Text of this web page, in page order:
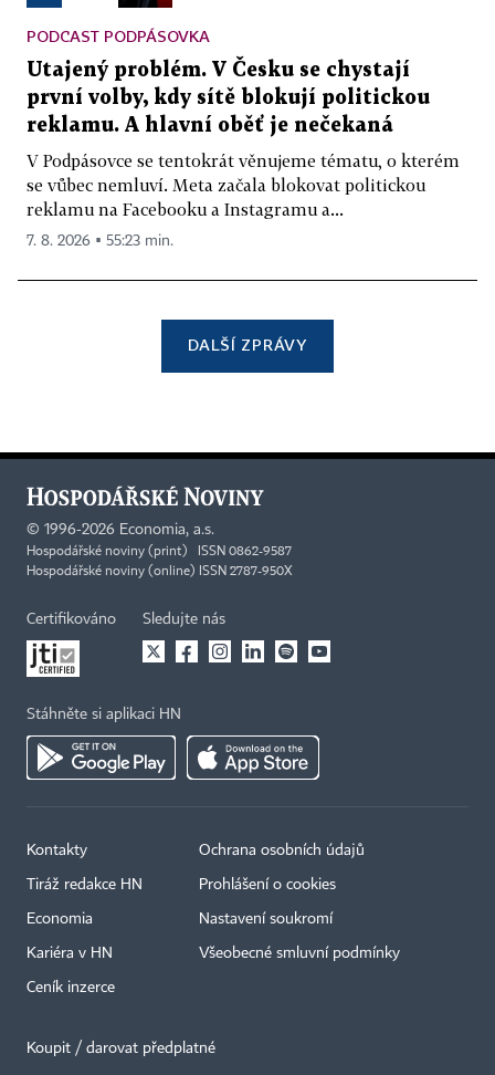
PODCAST PODPÁSOVKA
Utajený problém. V Česku se chystají
první volby, kdy sítě blokují politickou
reklamu. A hlavní oběť je nečekaná
V Podpásovce se tentokrát věnujeme tématu, o kterém
se vůbec nemluví. Meta začala blokovat politickou
reklamu na Facebooku a Instagramu a...
7. 8. 2026 ▪ 55:23 min.
DALŠÍ ZPRÁVY
© 1996-2026 Economia, a.s.
Hospodářské noviny (print) ISSN 0862-9587
Hospodářské noviny (online) ISSN 2787-950X
Certifikováno Sledujte nás
Stáhněte si aplikaci HN
Kontakty
Tiráž redakce HN
Economia
Kariéra v HN
Ceník inzerce
Ochrana osobních údajů
Prohlášení o cookies
Nastavení soukromí
Všeobecné smluvní podmínky
Koupit / darovat předplatné